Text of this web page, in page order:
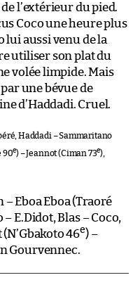
l’extérieur du pied.
Coco une heure plus
lui aussi venu de la
utiliser son plat du
volée limpide. Mais
une bévue de
d’Haddadi. Cruel.
Haddadi – Sammaritano
90e) – Jeannot (Ciman 73e),
– Eboa Eboa (Traoré
E.Didot, Blas – Coco,
(N’Gbakoto 46e) –
Gourvennec.